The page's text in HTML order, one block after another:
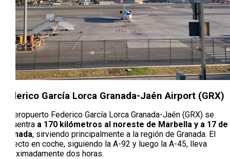
Federico García Lorca Granada-Jaén Airport (GRX)
El Aeropuerto Federico García Lorca Granada-Jaén (GRX) se
encuentra a 170 kilómetros al noreste de Marbella y a 17 de
Granada, sirviendo principalmente a la región de Granada. El
trayecto en coche, siguiendo la A-92 y luego la A-45, lleva
aproximadamente dos horas.